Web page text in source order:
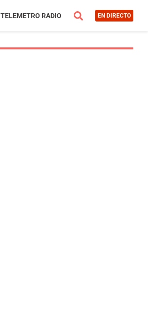
TELEMETRO RADIO EN DIRECTO